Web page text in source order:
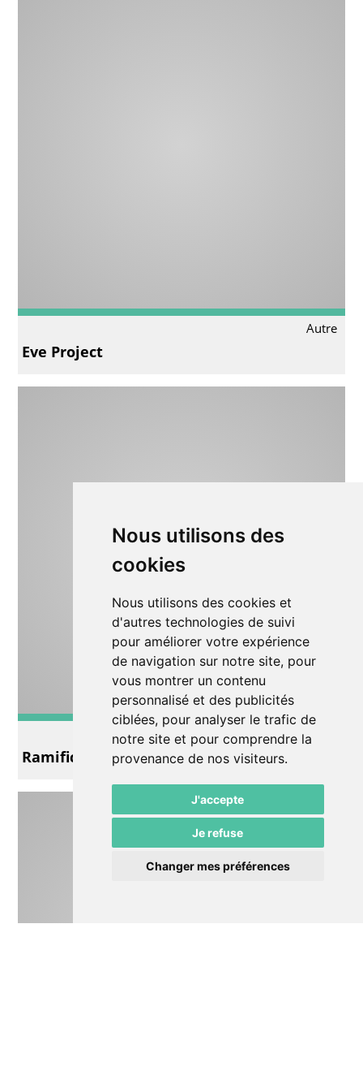
Nous utilisons des
cookies
Nous utilisons des cookies et
d'autres technologies de suivi
pour améliorer votre expérience
de navigation sur notre site, pour
vous montrer un contenu
personnalisé et des publicités
ciblées, pour analyser le trafic de
notre site et pour comprendre la
provenance de nos visiteurs.
J'accepte
Je refuse
Changer mes préférences
Autre
Eve Project
Autre
Ramification